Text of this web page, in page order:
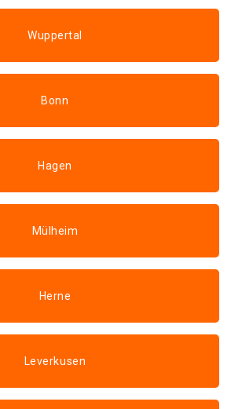
Wuppertal
Bonn
Hagen
Mülheim
Herne
Leverkusen